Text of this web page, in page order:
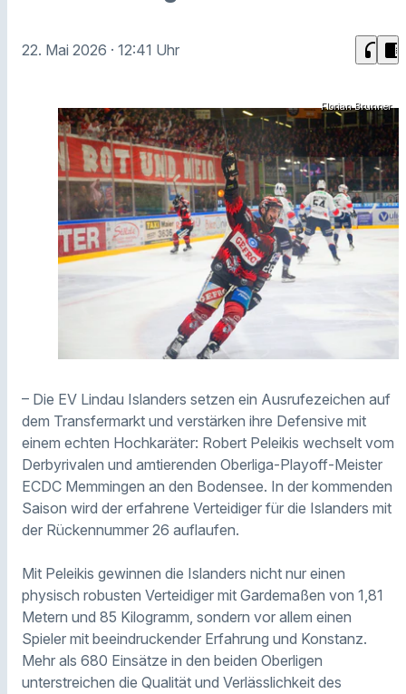
22. Mai 2026 · 12:41 Uhr headphones chrome_reader_mode
Florian Brunner
– Die EV Lindau Islanders setzen ein Ausrufezeichen auf
dem Transfermarkt und verstärken ihre Defensive mit
einem echten Hochkaräter: Robert Peleikis wechselt vom
Derbyrivalen und amtierenden Oberliga-Playoff-Meister
ECDC Memmingen an den Bodensee. In der kommenden
Saison wird der erfahrene Verteidiger für die Islanders mit
der Rückennummer 26 auflaufen.
Mit Peleikis gewinnen die Islanders nicht nur einen
physisch robusten Verteidiger mit Gardemaßen von 1,81
Metern und 85 Kilogramm, sondern vor allem einen
Spieler mit beeindruckender Erfahrung und Konstanz.
Mehr als 680 Einsätze in den beiden Oberligen
unterstreichen die Qualität und Verlässlichkeit des